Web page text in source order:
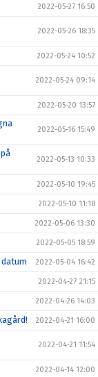
2022-05-27 16:50
2022-05-26 18:35
2022-05-24 10:52
2022-05-24 09:14
2022-05-20 13:57
2022-05-16 15:49
2022-05-13 10:33
2022-05-10 19:45
2022-05-10 11:18
2022-05-06 13:30
2022-05-05 18:59
2022-05-04 16:42
2022-04-27 21:15
2022-04-26 14:03
2022-04-21 16:00
2022-04-21 11:54
2022-04-14 12:00